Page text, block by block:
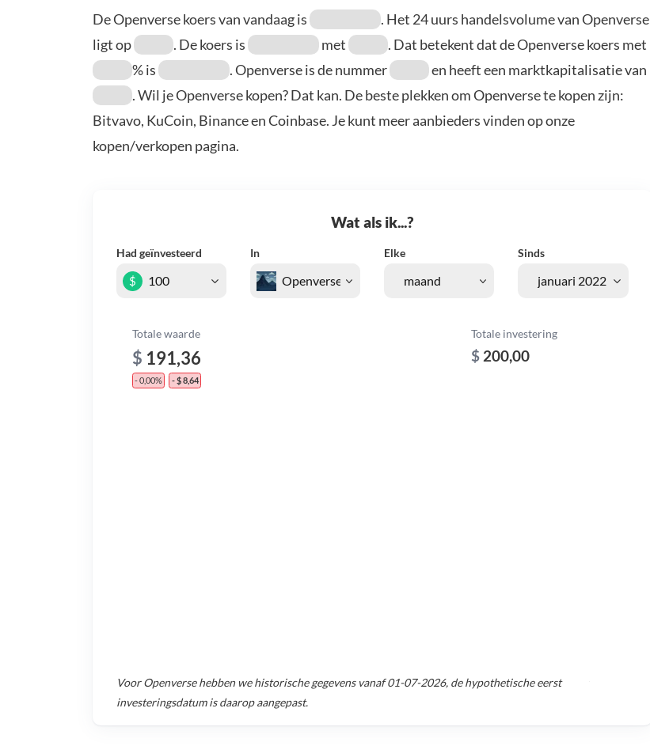
De Openverse koers van vandaag is
. Het 24 uurs handelsvolume van Openverse
ligt op
. De koers is met
. Dat betekent dat de Openverse koers met
% is
. Openverse is de nummer
en heeft een marktkapitalisatie van
. Wil je Openverse kopen? Dat kan. De beste plekken om Openverse te kopen zijn:
Bitvavo, KuCoin, Binance en Coinbase. Je kunt meer aanbieders vinden op onze
kopen/verkopen pagina.
Wat als ik...?
Had geïnvesteerd In Elke Sinds
$
Totale waarde
$ 191,36
- 0,00% - $ 8,64
Totale investering
$ 200,00
VoorOpenversehebben we historische gegevens vanaf01-07-2026, de hypothetische eerst
investeringsdatum is daarop aangepast.